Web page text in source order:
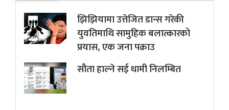
झिझियामा उत्तेजित डान्स गरेकी
युवतिमाथि सामुहिक बलात्कारको
प्रयास, एक जना पक्राउ
सौता हाल्ने सई धामी निलम्बित